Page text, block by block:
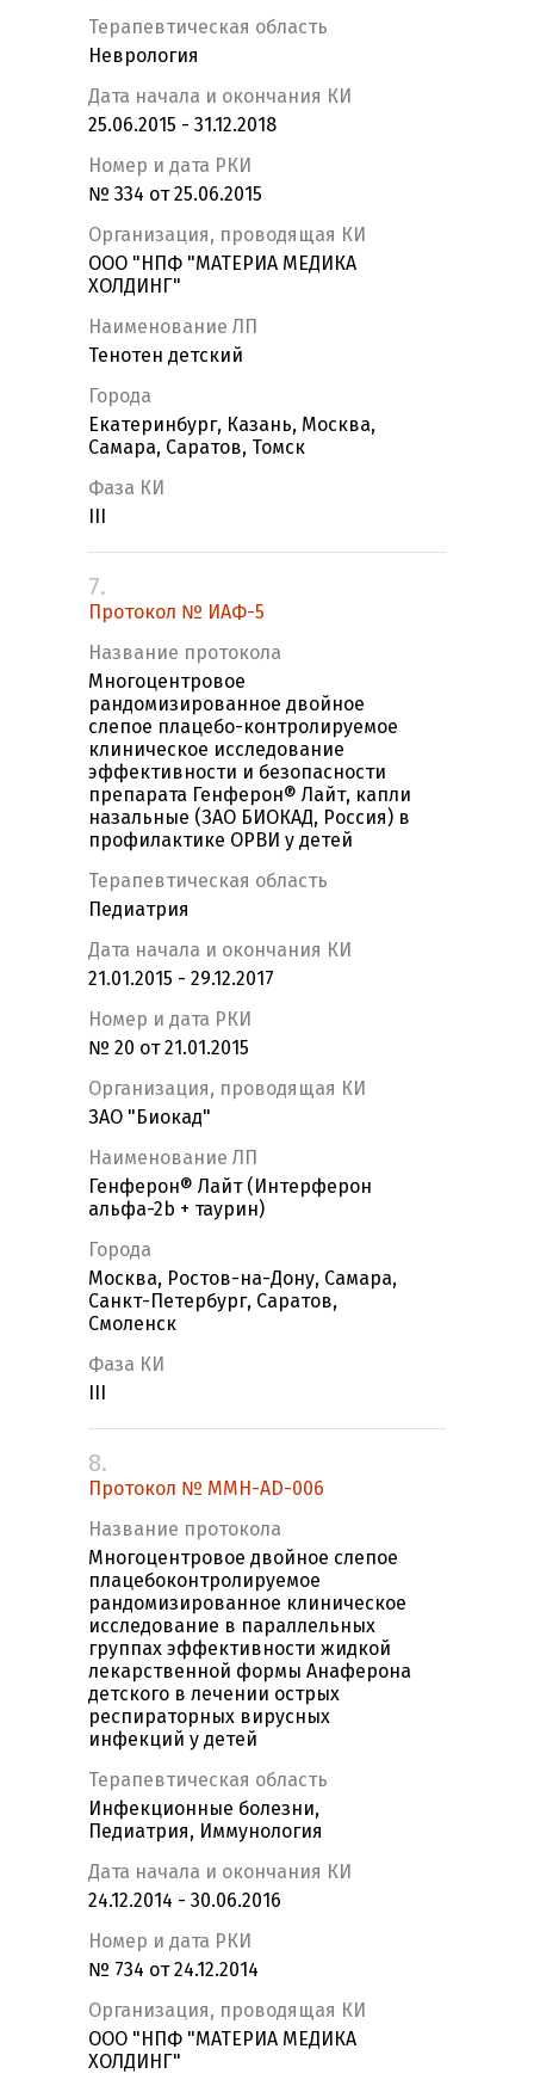
Терапевтическая область
Неврология
Дата начала и окончания КИ
25.06.2015 - 31.12.2018
Номер и дата РКИ
№ 334 от 25.06.2015
Организация, проводящая КИ
ООО "НПФ "МАТЕРИА МЕДИКА
ХОЛДИНГ"
Наименование ЛП
Тенотен детский
Города
Екатеринбург, Казань, Москва,
Самара, Саратов, Томск
Фаза КИ
7.
Протокол № ИАФ-5
Название протокола
Многоцентровое
рандомизированное двойное
слепое плацебо-контролируемое
клиническое исследование
эффективности и безопасности
препарата Генферон® Лайт, капли
назальные (ЗАО БИОКАД, Россия) в
профилактике ОРВИ у детей
Терапевтическая область
Педиатрия
Дата начала и окончания КИ
21.01.2015 - 29.12.2017
Номер и дата РКИ
№ 20 от 21.01.2015
Организация, проводящая КИ
ЗАО "Биокад"
Наименование ЛП
Генферон® Лайт (Интерферон
альфа-2b + таурин)
Города
Москва, Ростов-на-Дону, Самара,
Санкт-Петербург, Саратов,
Смоленск
Фаза КИ
8.
Протокол № MMH-AD-006
Название протокола
Многоцентровое двойное слепое
плацебоконтролируемое
рандомизированное клиническое
исследование в параллельных
группах эффективности жидкой
лекарственной формы Анаферона
детского в лечении острых
респираторных вирусных
инфекций у детей
Терапевтическая область
Инфекционные болезни,
Педиатрия, Иммунология
Дата начала и окончания КИ
24.12.2014 - 30.06.2016
Номер и дата РКИ
№ 734 от 24.12.2014
Организация, проводящая КИ
ООО "НПФ "МАТЕРИА МЕДИКА
ХОЛДИНГ"